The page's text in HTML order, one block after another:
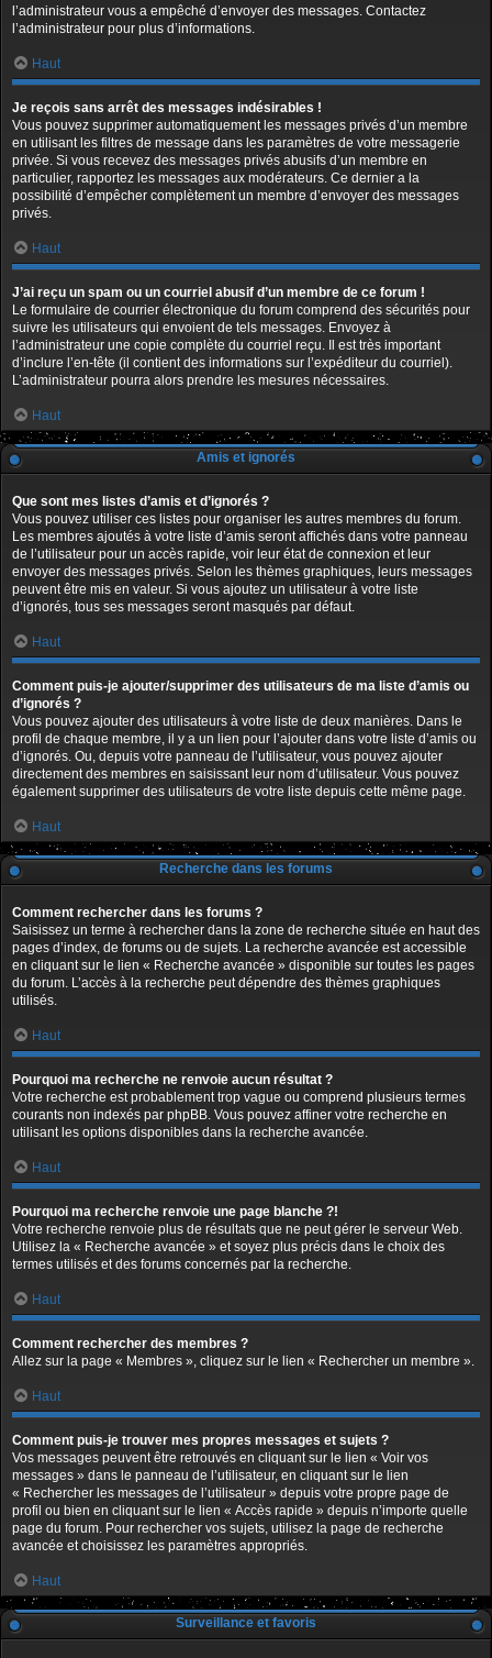
l’administrateur vous a empêché d’envoyer des messages. Contactez
l’administrateur pour plus d’informations.
Haut
Je reçois sans arrêt des messages indésirables !
Vous pouvez supprimer automatiquement les messages privés d’un membre
en utilisant les filtres de message dans les paramètres de votre messagerie
privée. Si vous recevez des messages privés abusifs d’un membre en
particulier, rapportez les messages aux modérateurs. Ce dernier a la
possibilité d’empêcher complètement un membre d’envoyer des messages
privés.
Haut
J’ai reçu un spam ou un courriel abusif d’un membre de ce forum !
Le formulaire de courrier électronique du forum comprend des sécurités pour
suivre les utilisateurs qui envoient de tels messages. Envoyez à
l’administrateur une copie complète du courriel reçu. Il est très important
d’inclure l’en-tête (il contient des informations sur l’expéditeur du courriel).
L’administrateur pourra alors prendre les mesures nécessaires.
Haut
Amis et ignorés
Que sont mes listes d’amis et d’ignorés ?
Vous pouvez utiliser ces listes pour organiser les autres membres du forum.
Les membres ajoutés à votre liste d’amis seront affichés dans votre panneau
de l’utilisateur pour un accès rapide, voir leur état de connexion et leur
envoyer des messages privés. Selon les thèmes graphiques, leurs messages
peuvent être mis en valeur. Si vous ajoutez un utilisateur à votre liste
d’ignorés, tous ses messages seront masqués par défaut.
Haut
Comment puis-je ajouter/supprimer des utilisateurs de ma liste d’amis ou
d’ignorés ?
Vous pouvez ajouter des utilisateurs à votre liste de deux manières. Dans le
profil de chaque membre, il y a un lien pour l’ajouter dans votre liste d’amis ou
d’ignorés. Ou, depuis votre panneau de l’utilisateur, vous pouvez ajouter
directement des membres en saisissant leur nom d’utilisateur. Vous pouvez
également supprimer des utilisateurs de votre liste depuis cette même page.
Haut
Recherche dans les forums
Comment rechercher dans les forums ?
Saisissez un terme à rechercher dans la zone de recherche située en haut des
pages d’index, de forums ou de sujets. La recherche avancée est accessible
en cliquant sur le lien « Recherche avancée » disponible sur toutes les pages
du forum. L’accès à la recherche peut dépendre des thèmes graphiques
utilisés.
Haut
Pourquoi ma recherche ne renvoie aucun résultat ?
Votre recherche est probablement trop vague ou comprend plusieurs termes
courants non indexés par phpBB. Vous pouvez affiner votre recherche en
utilisant les options disponibles dans la recherche avancée.
Haut
Pourquoi ma recherche renvoie une page blanche ?!
Votre recherche renvoie plus de résultats que ne peut gérer le serveur Web.
Utilisez la « Recherche avancée » et soyez plus précis dans le choix des
termes utilisés et des forums concernés par la recherche.
Haut
Comment rechercher des membres ?
Allez sur la page « Membres », cliquez sur le lien « Rechercher un membre ».
Haut
Comment puis-je trouver mes propres messages et sujets ?
Vos messages peuvent être retrouvés en cliquant sur le lien « Voir vos
messages » dans le panneau de l’utilisateur, en cliquant sur le lien
« Rechercher les messages de l’utilisateur » depuis votre propre page de
profil ou bien en cliquant sur le lien « Accès rapide » depuis n’importe quelle
page du forum. Pour rechercher vos sujets, utilisez la page de recherche
avancée et choisissez les paramètres appropriés.
Haut
Surveillance et favoris